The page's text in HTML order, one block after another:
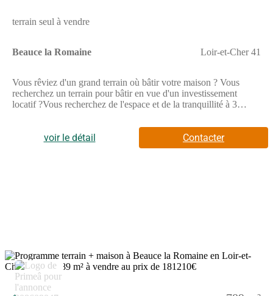
terrain seul à vendre
Beauce la Romaine Loir-et-Cher 41
Vous rêviez d'un grand terrain où bâtir votre maison ? Vous
recherchez un terrain pour bâtir en vue d'un investissement
locatif ?Vous recherchez de l'espace et de la tranquillité à 3
trouverez toutes les commodités ? L'accès à l'autoroute est à 10
minutes et l'entrée de Meung sur Loire à 1/4 d'heure.Quel que
soit votre projet, ce terrain est fait pour le concrétiser.D'une
mail : (Email supprimé) - EI - Agent commercial immatriculé au
RSAC de BLOIS sous le numéro 413 384 025
voir le détail Contacter
5